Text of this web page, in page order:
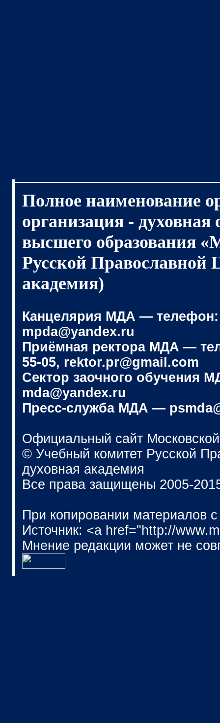
Полное наименование
организация - духовная
высшего образования
Русской Православной
академия)
Канцелярия МДА — телефон:
mpda@yandex.ru
Приёмная ректора МДА —
55-05, rektor.pr@gmail.com
Сектор заочного обучения
mda@yandex.ru
Пресс-служба МДА —
Официальный сайт
© Учебный комитет Русской
духовная академия
Все права защищены 2005-
При копировании материалов
Источник: <a href="http://
Мнение редакции может не